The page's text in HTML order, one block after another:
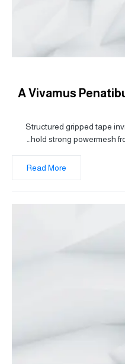
A Vivamus
Structured gripped tape
hold strong powermesh
Read More